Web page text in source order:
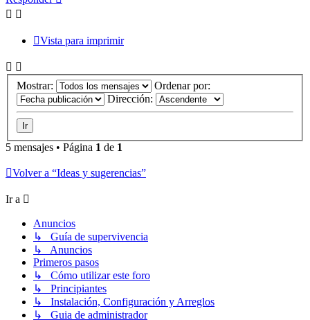
Vista para imprimir
Mostrar:
Ordenar por:
Dirección:
5 mensajes • Página 1 de 1
Volver a “Ideas y sugerencias”
Ir a
Anuncios
↳ Guía de supervivencia
↳ Anuncios
Primeros pasos
↳ Cómo utilizar este foro
↳ Principiantes
↳ Instalación, Configuración y Arreglos
↳ Guia de administrador